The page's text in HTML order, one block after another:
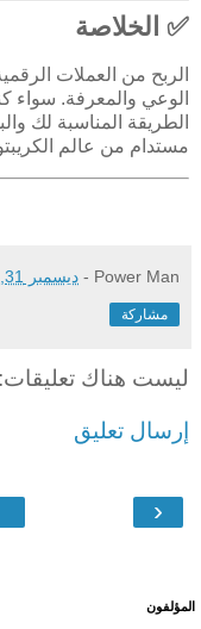
✅ الخلاصة
الوعي والمعرفة. سواء
الطريقة المناسبة لك
مستدام من عالم
Power Man
- ديسمبر 31, 2025
مشاركة
ليست هناك تعليقات:
إرسال تعليق
‹
المؤلفون